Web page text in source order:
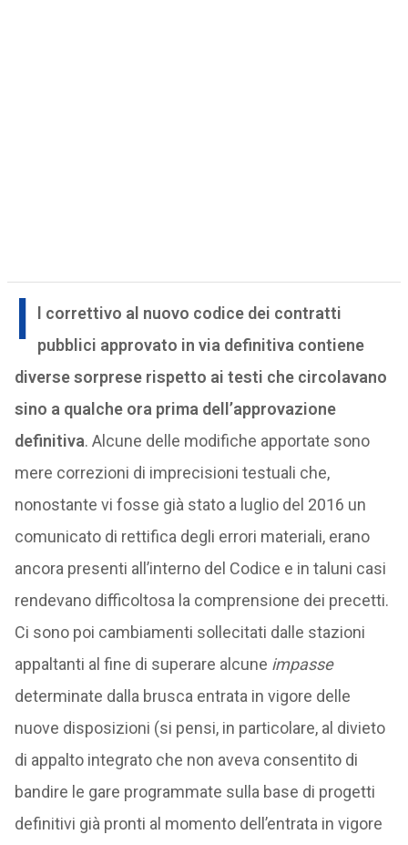
I
l correttivo al nuovo codice dei contratti
pubblici approvato in via definitiva contiene
diverse sorprese rispetto ai testi che circolavano
sino a qualche ora prima dell’approvazione
definitiva. Alcune delle modifiche apportate sono
mere correzioni di imprecisioni testuali che,
nonostante vi fosse già stato a luglio del 2016 un
comunicato di rettifica degli errori materiali, erano
ancora presenti all’interno del Codice e in taluni casi
rendevano difficoltosa la comprensione dei precetti.
Ci sono poi cambiamenti sollecitati dalle stazioni
appaltanti al fine di superare alcune impasse
determinate dalla brusca entrata in vigore delle
nuove disposizioni (si pensi, in particolare, al divieto
di appalto integrato che non aveva consentito di
bandire le gare programmate sulla base di progetti
definitivi già pronti al momento dell’entrata in vigore